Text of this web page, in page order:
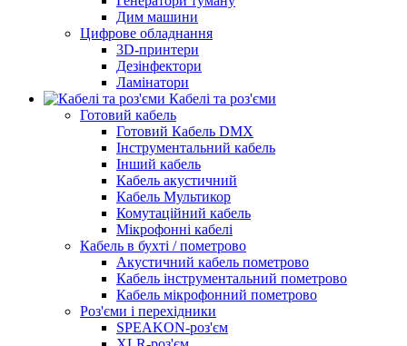
Дим машини
Цифрове обладнання
3D-принтери
Дезінфектори
Ламінатори
Кабелі та роз'єми
Готовий кабель
Готовий Кабель DMX
Інструментальний кабель
Інший кабель
Кабель акустичний
Кабель Мультикор
Комутаційний кабель
Мікрофонні кабелі
Кабель в бухті / пометрово
Акустичний кабель пометрово
Кабель інструментальний пометрово
Кабель мікрофонний пометрово
Роз'єми і перехідники
SPEAKON-роз'єм